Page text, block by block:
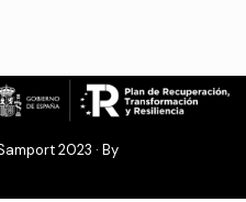
2023 · By